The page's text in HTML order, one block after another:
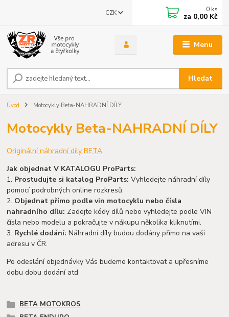
Menu
CZK
Hledat
0 ks
za 0,00 Kč
Úvod Motocykly Beta-NAHRADNÍ DÍLY
Motocykly Beta-NAHRADNÍ DÍLY
Originální náhradní díly BETA
Jak objednat V KATALOGU ProParts:
1. Prostudujte si katalog ProParts: Vyhledejte náhradní díly
pomocí podrobných online rozkresů.
2. Objednat přímo podle vin motocyklu nebo čísla
nahradního dílu: Zadejte kódy dílů nebo vyhledejte podle VIN
čísla nebo modelu a pokračujte v nákupu několika kliknutími.
3. Rychlé dodání: Náhradní díly budou dodány přímo na vaši
adresu v ČR.
Po odeslání objednávky Vás budeme kontaktovat a upřesníme
dobu dobu dodání atd
BETA MOTOKROS